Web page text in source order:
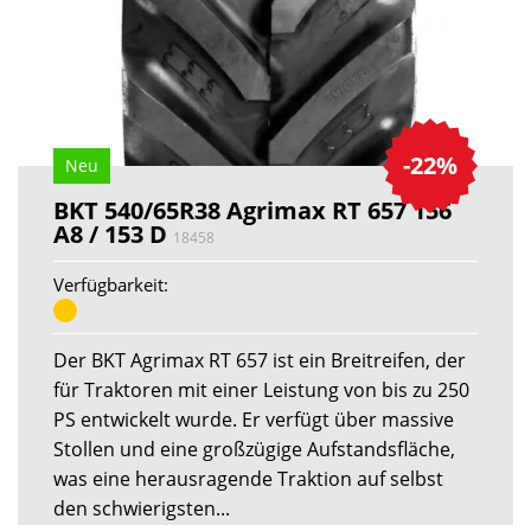
-22%
Neu
BKT 540/65R38 Agrimax RT 657 156
A8 / 153 D 18458
Verfügbarkeit:
Der BKT Agrimax RT 657 ist ein Breitreifen, der
für Traktoren mit einer Leistung von bis zu 250
PS entwickelt wurde. Er verfügt über massive
Stollen und eine großzügige Aufstandsfläche,
was eine herausragende Traktion auf selbst
den schwierigsten...